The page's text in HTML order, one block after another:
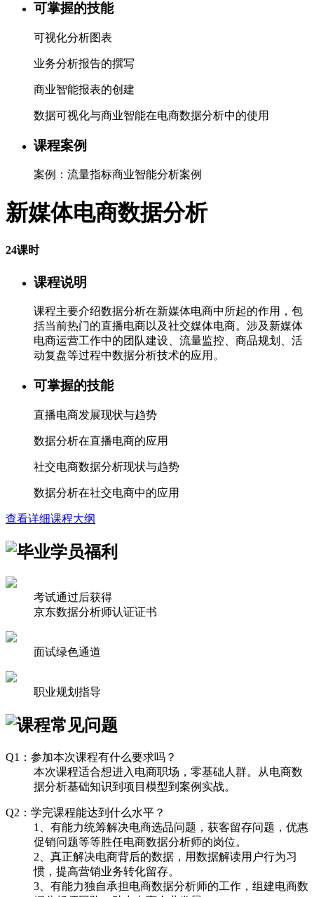
可掌握的技能
可视化分析图表
业务分析报告的撰写
商业智能报表的创建
数据可视化与商业智能在电商数据分析中的使用
课程案例
案例：流量指标商业智能分析案例
新媒体电商数据分析
24课时
课程说明
课程主要介绍数据分析在新媒体电商中所起的作用，包
括当前热门的直播电商以及社交媒体电商。涉及新媒体
电商运营工作中的团队建设、流量监控、商品规划、活
动复盘等过程中数据分析技术的应用。
可掌握的技能
直播电商发展现状与趋势
数据分析在直播电商的应用
社交电商数据分析现状与趋势
数据分析在社交电商中的应用
查看详细课程大纲
考试通过后获得
京东数据分析师认证证书
面试绿色通道
职业规划指导
Q1：参加本次课程有什么要求吗？
本次课程适合想进入电商职场，零基础人群。从电商数
据分析基础知识到项目模型到案例实战。
Q2：学完课程能达到什么水平？
1、有能力统筹解决电商选品问题，获客留存问题，优惠
促销问题等等胜任电商数据分析师的岗位。
2、真正解决电商背后的数据，用数据解读用户行为习
惯，提高营销业务转化留存。
3、有能力独自承担电商数据分析师的工作，组建电商数